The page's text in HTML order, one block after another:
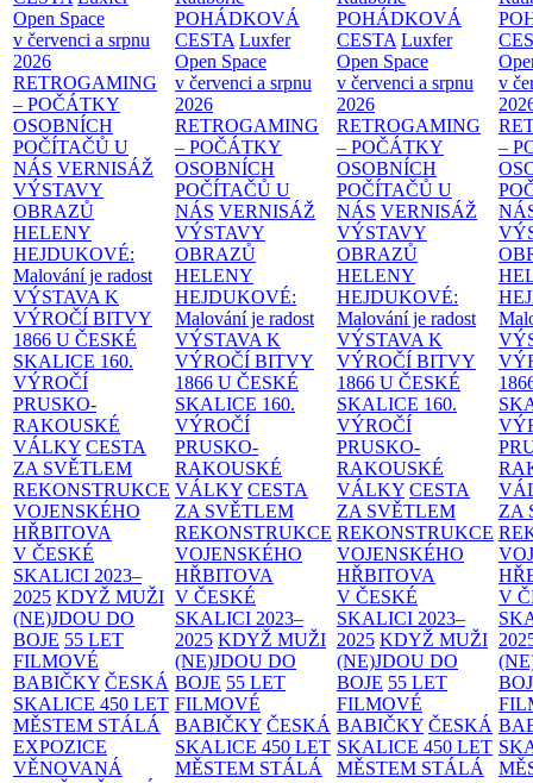
Open Space
v červenci a srpnu
2026
RETROGAMING
– POČÁTKY
OSOBNÍCH
POČÍTAČŮ U
NÁS VERNISÁŽ
VÝSTAVY
OBRAZŮ
HELENY
HEJDUKOVÉ:
Malování je radost
VÝSTAVA K
VÝROČÍ BITVY
1866 U ČESKÉ
SKALICE 160.
VÝROČÍ
PRUSKO-
RAKOUSKÉ
VÁLKY CESTA
ZA SVĚTLEM
REKONSTRUKCE
VOJENSKÉHO
HŘBITOVA
V ČESKÉ
SKALICI 2023–
2025 KDYŽ MUŽI
(NE)JDOU DO
BOJE 55 LET
FILMOVÉ
BABIČKY ČESKÁ
SKALICE 450 LET
MĚSTEM STÁLÁ
EXPOZICE
VĚNOVANÁ
POHÁDKOVÁ
CESTA Luxfer
Open Space
v červenci a srpnu
2026
RETROGAMING
– POČÁTKY
OSOBNÍCH
POČÍTAČŮ U
NÁS VERNISÁŽ
VÝSTAVY
OBRAZŮ
HELENY
HEJDUKOVÉ:
Malování je radost
VÝSTAVA K
VÝROČÍ BITVY
1866 U ČESKÉ
SKALICE 160.
VÝROČÍ
PRUSKO-
RAKOUSKÉ
VÁLKY CESTA
ZA SVĚTLEM
REKONSTRUKCE
VOJENSKÉHO
HŘBITOVA
V ČESKÉ
SKALICI 2023–
2025 KDYŽ MUŽI
(NE)JDOU DO
BOJE 55 LET
FILMOVÉ
BABIČKY ČESKÁ
SKALICE 450 LET
MĚSTEM STÁLÁ
POHÁDKOVÁ
CESTA Luxfer
Open Space
v červenci a srpnu
2026
RETROGAMING
– POČÁTKY
OSOBNÍCH
POČÍTAČŮ U
NÁS VERNISÁŽ
VÝSTAVY
OBRAZŮ
HELENY
HEJDUKOVÉ:
Malování je radost
VÝSTAVA K
VÝROČÍ BITVY
1866 U ČESKÉ
SKALICE 160.
VÝROČÍ
PRUSKO-
RAKOUSKÉ
VÁLKY CESTA
ZA SVĚTLEM
REKONSTRUKCE
VOJENSKÉHO
HŘBITOVA
V ČESKÉ
SKALICI 2023–
2025 KDYŽ MUŽI
(NE)JDOU DO
BOJE 55 LET
FILMOVÉ
BABIČKY ČESKÁ
SKALICE 450 LET
MĚSTEM STÁLÁ
v
–
ZA
V